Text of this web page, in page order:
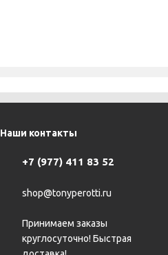
Наши контакты
+7 (977) 411 83 52
shop@tonyperotti.ru
Принимаем заказы
круглосуточно! Быстрая